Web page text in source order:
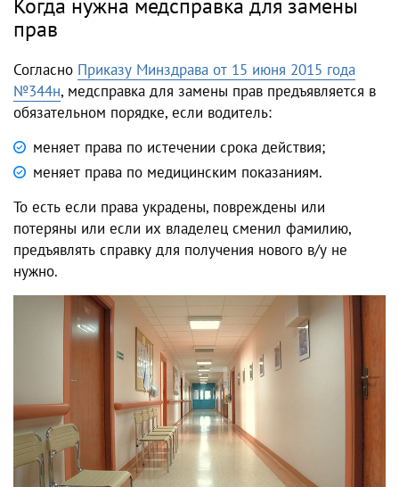
Когда нужна медсправка для замены
прав
Согласно Приказу Минздрава от 15 июня 2015 года
№344н, медсправка для замены прав предъявляется в
обязательном порядке, если водитель:
меняет права по истечении срока действия;
меняет права по медицинским показаниям.
То есть если права украдены, повреждены или
потеряны или если их владелец сменил фамилию,
предъявлять справку для получения нового в/у не
нужно.